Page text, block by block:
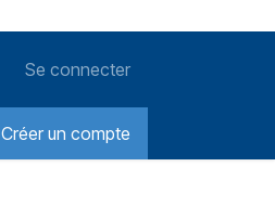
Se connecter
Créer un compte